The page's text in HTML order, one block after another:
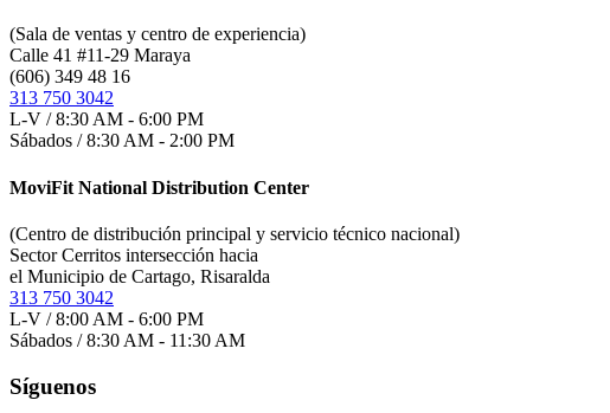
(Sala de ventas y centro de experiencia)
Calle 41 #11-29 Maraya
(606) 349 48 16
313 750 3042
L-V / 8:30 AM - 6:00 PM
Sábados / 8:30 AM - 2:00 PM
MoviFit National Distribution Center
(Centro de distribución principal y servicio técnico nacional)
Sector Cerritos intersección hacia
el Municipio de Cartago, Risaralda
313 750 3042
L-V / 8:00 AM - 6:00 PM
Sábados / 8:30 AM - 11:30 AM
Síguenos